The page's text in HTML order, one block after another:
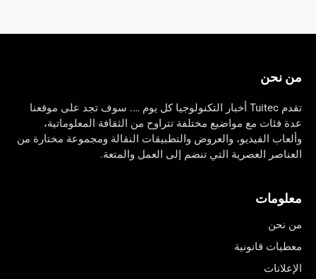
من نحن
تقدم Tuitec أخبار التكنولوجيا كل يوم …. سوف تجد على موقعنا
عدة فئات مع مواضيع مختلفة تتراوح من الثقافة المعلوماتية،
وألعاب الفيديو، والعروض والتطبيقات النقالة ومجموعة مختارة من
العناصر العصرية التي تنضم إلى العمل والمتعة.
معلومات
من نحن
معطيات قانونية
الإعلانات